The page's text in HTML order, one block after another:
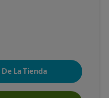
La Tienda